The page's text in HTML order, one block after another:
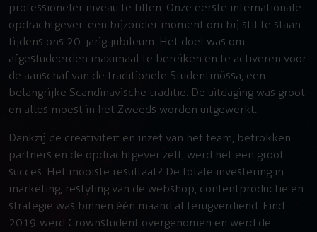
professioneler niveau te tillen. Onze eerste internationale
opdrachtgever: een bijzonder moment om bij stil te staan
tijdens ons 20-jarig jubileum. Het doel was om
afgestudeerden maximaal te bereiken en te activeren voor
de aanschaf van de traditionele Studentmössa, een
belangrijke Scandinavische traditie. De uitdaging was groot
en alles moest in het Zweeds worden uitgewerkt.
Dankzij de creativiteit en inzet van het team, betrokken
partners en de opdrachtgever zelf, werd het een groot
succes. Het mooiste resultaat? De totale investering in
marketing, restyling van de webshop, contentproductie en
strategie was binnen één maand al terugverdiend. Eind
2019 werd Crownstudent overgenomen en werd de